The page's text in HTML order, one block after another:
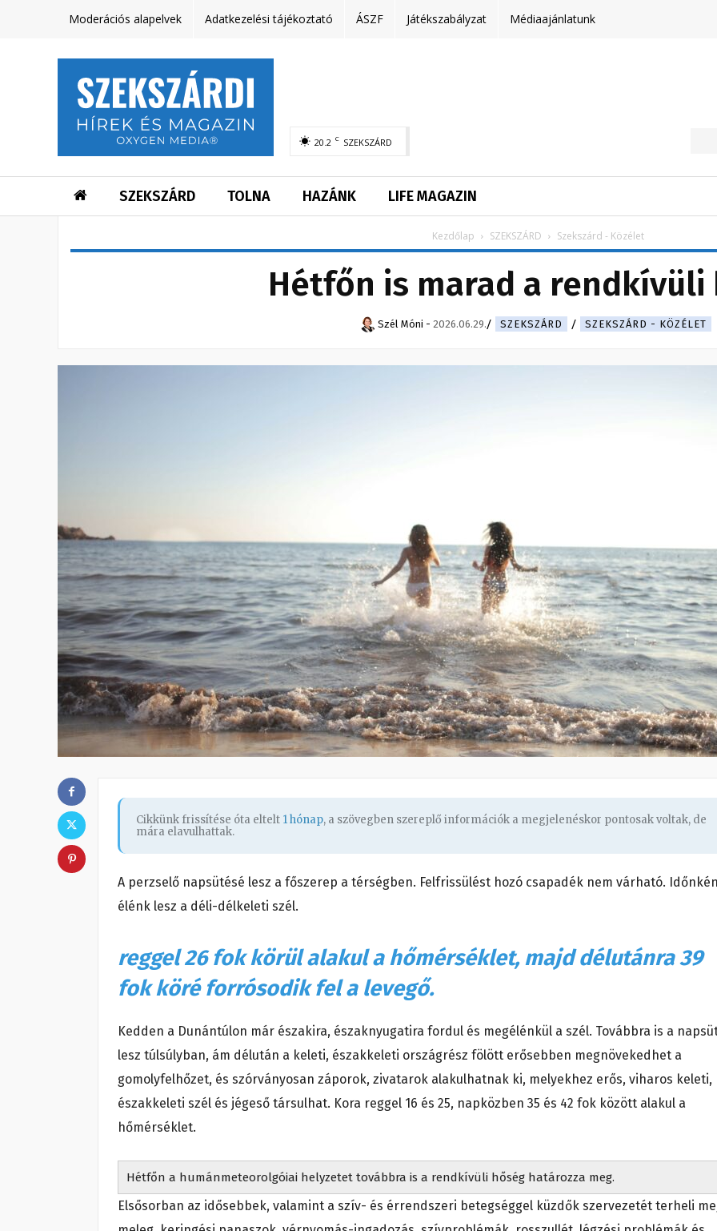
Moderációs alapelvek Adatkezelési tájékoztató ÁSZF Játékszabályzat Médiaajánlatunk
20.2 C SZEKSZÁRD
SZEKSZÁRD TOLNA HAZÁNK LIFE MAGAZIN
Kezdőlap SZEKSZÁRD Szekszárd - Közélet
Hétfőn is marad a rendkívüli
Szél Móni - 2026.06.29. SZEKSZÁRD SZEKSZÁRD - KÖZÉLET
Cikkünk frissítése óta eltelt 1 hónap, a szövegben szereplő információk a megjelenéskor pontosak voltak, de
mára elavulhattak.
A perzselő napsütésé lesz a főszerep a térségben. Felfrissülést hozó csapadék nem várható.
élénk lesz a déli-délkeleti szél.
reggel 26 fok körül alakul a hőmérséklet, majd délutánra 39
fok köré forrósodik fel a levegő.
Kedden a Dunántúlon már északira, északnyugatira fordul és megélénkül a szél. Továbbra is a
lesz túlsúlyban, ám délután a keleti, északkeleti országrész fölött erősebben megnövekedhet a
gomolyfelhőzet, és szórványosan záporok, zivatarok alakulhatnak ki, melyekhez erős, viharos keleti,
északkeleti szél és jégeső társulhat. Kora reggel 16 és 25, napközben 35 és 42 fok között alakul a
hőmérséklet.
Hétfőn a humánmeteorolgóiai helyzetet továbbra is a rendkívüli hőség határozza meg.
Elsősorban az idősebbek, valamint a szív- és érrendszeri betegséggel küzdők szervezetét terheli